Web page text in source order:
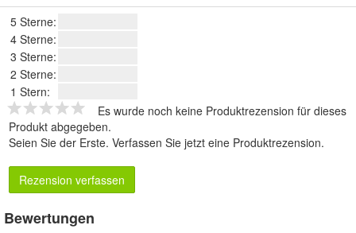
5 Sterne:
4 Sterne:
3 Sterne:
2 Sterne:
1 Stern:
Es wurde noch keine Produktrezension für dieses
Produkt abgegeben.
Seien Sie der Erste. Verfassen Sie jetzt eine Produktrezension.
Rezension verfassen
Bewertungen